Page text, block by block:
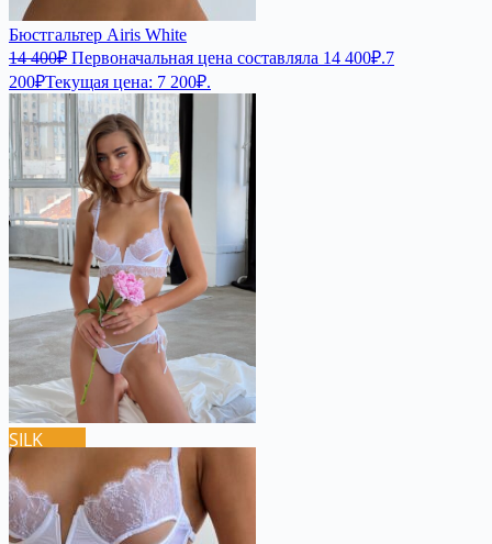
Бюстгальтер Airis White
14 400₽ Первоначальная цена составляла 14 400₽.7
200₽Текущая цена: 7 200₽.
SILK